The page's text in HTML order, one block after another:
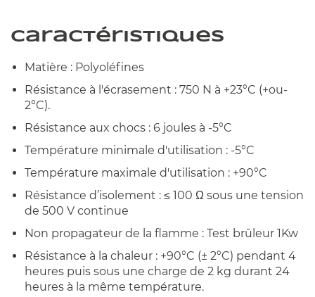
Caractéristiques
Matière : Polyoléfines
Résistance à l'écrasement : 750 N à +23°C (+ou-
2°C).
Résistance aux chocs : 6 joules à -5°C
Température minimale d'utilisation : -5°C
Température maximale d'utilisation : +90°C
Résistance d’isolement : ≤ 100 Ω sous une tension
de 500 V continue
Non propagateur de la flamme : Test brûleur 1Kw
Résistance à la chaleur : +90°C (± 2°C) pendant 4
heures puis sous une charge de 2 kg durant 24
heures à la même température.